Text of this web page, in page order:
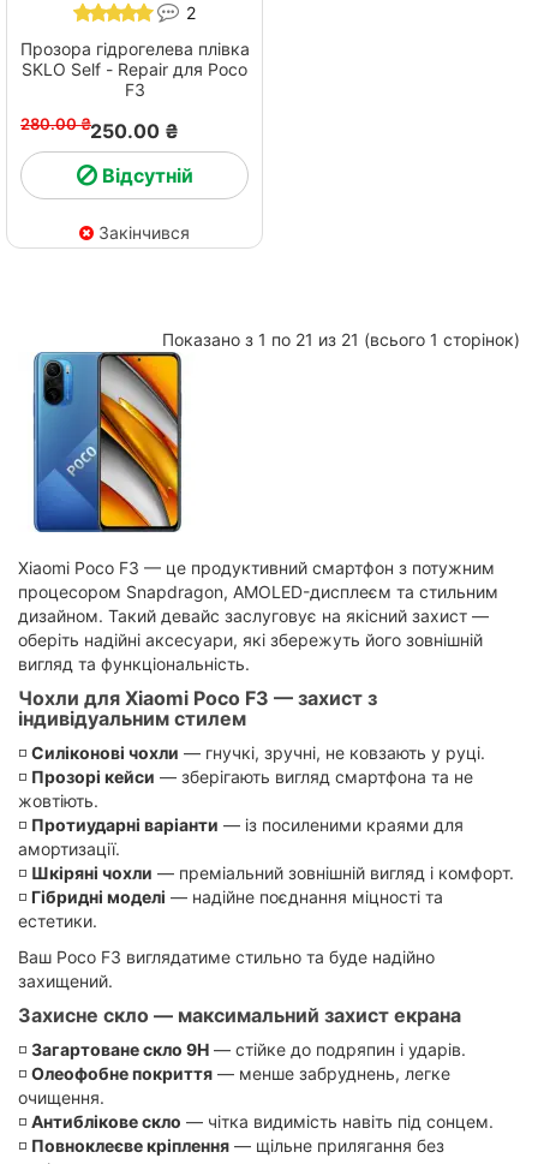
2
Прозора гідрогелева плівка
SKLO Self - Repair для Poco
F3
280.00 ₴250.00 ₴
Відсутній
Закінчився
Показано з 1 по 21 из 21 (всього 1 сторінок)
Xiaomi Poco F3 — це продуктивний смартфон з потужним
процесором Snapdragon, AMOLED-дисплеєм та стильним
дизайном. Такий девайс заслуговує на якісний захист —
оберіть надійні аксесуари, які збережуть його зовнішній
вигляд та функціональність.
Чохли для Xiaomi Poco F3 — захист з
індивідуальним стилем
◽️ Силіконові чохли — гнучкі, зручні, не ковзають у руці.
◽️ Прозорі кейси — зберігають вигляд смартфона та не
жовтіють.
◽️ Протиударні варіанти — із посиленими краями для
амортизації.
◽️ Шкіряні чохли — преміальний зовнішній вигляд і комфорт.
◽️ Гібридні моделі — надійне поєднання міцності та
естетики.
Ваш Poco F3 виглядатиме стильно та буде надійно
захищений.
Захисне скло — максимальний захист екрана
◽️ Загартоване скло 9H — стійке до подряпин і ударів.
◽️ Олеофобне покриття — менше забруднень, легке
очищення.
◽️ Антиблікове скло — чітка видимість навіть під сонцем.
◽️ Повноклеєве кріплення — щільне прилягання без